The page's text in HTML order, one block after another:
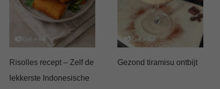
Risolles recept – Zelf de
lekkerste Indonesische
Gezond tiramisu ontbijt